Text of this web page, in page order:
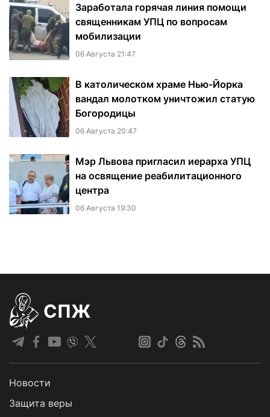
Заработала горячая линия помощи
священникам УПЦ по вопросам
мобилизации
06 Августа 21:47
В католическом храме Нью-Йорка
вандал молотком уничтожил статую
Богородицы
06 Августа 20:47
Мэр Львова пригласил иерарха УПЦ
на освящение реабилитационного
центра
06 Августа 19:30
СПЖ
Новости
Защита веры